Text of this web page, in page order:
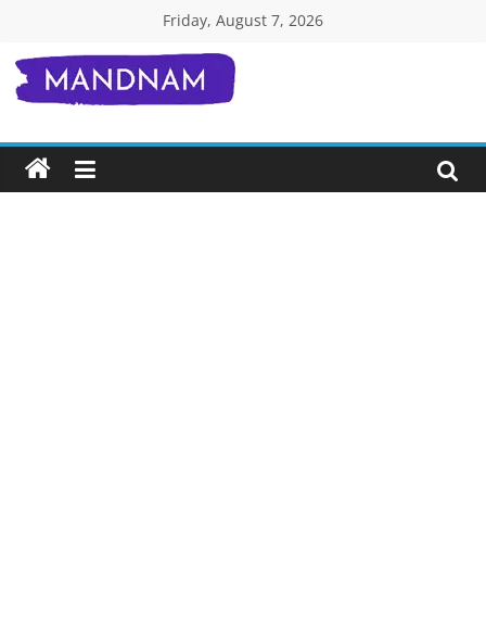
content
Friday, August 7, 2026
Mandnam.com
जाने
एक-